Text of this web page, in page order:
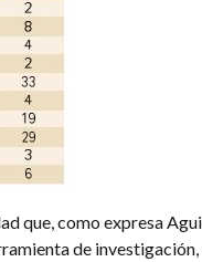
que, como expresa
de investigación,